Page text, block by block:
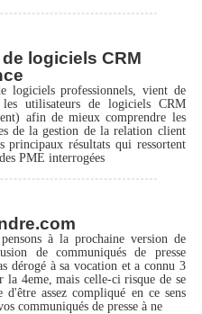
logiciels CRM
logiciels professionnels, vient de
utilisateurs de logiciels CRM
afin de mieux comprendre les
de la gestion de la relation client
principaux résultats qui ressortent
PME interrogées
à la prochaine version de
de communiqués de presse
dérogé à sa vocation et a connu 3
la 4eme, mais celle-ci risque de se
assez compliqué en ce sens
communiqués de presse à ne